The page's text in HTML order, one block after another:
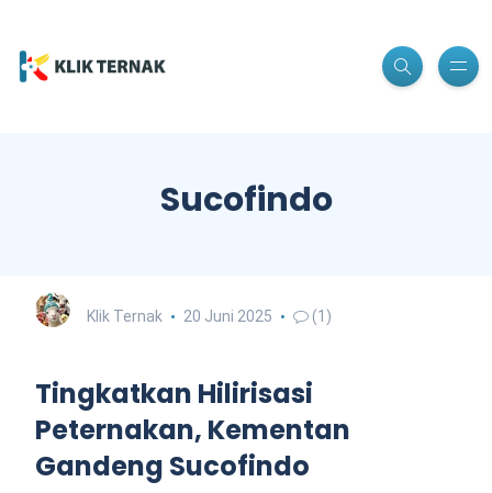
Sucofindo
Klik Ternak 20 Juni 2025 (1)
Tingkatkan Hilirisasi
Peternakan, Kementan
Gandeng Sucofindo